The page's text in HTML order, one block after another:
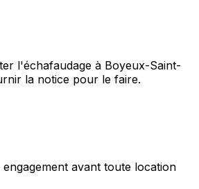
l'échafaudage à Boyeux-Saint-
la notice pour le faire.
avant toute location